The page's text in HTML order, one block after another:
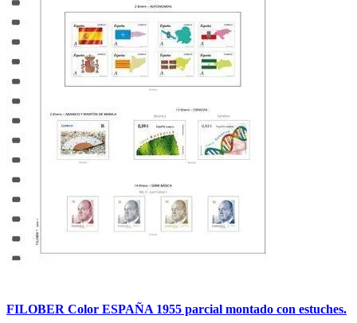
FILOBER Color ESPAÑA 1955 parcial montado con estuches.